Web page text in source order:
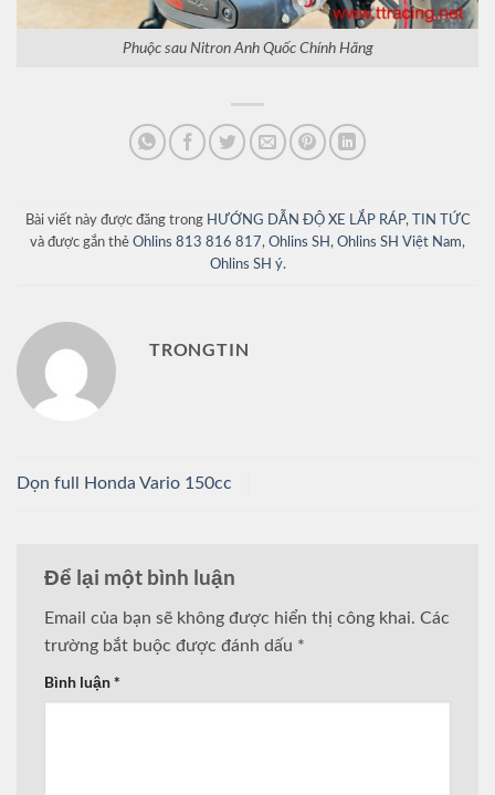
Phuộc sau Nitron Anh Quốc Chính Hãng
Bài viết này được đăng trong HƯỚNG DẪN ĐỘ XE LẮP RÁP,
TIN TỨC
và được gắn thẻ Ohlins 813 816 817, Ohlins SH , Ohlins SH Việt Nam,
Ohlins SH ý.
TRONGTIN
Dọn full Honda Vario 150cc
Để lại một bình luận
Email của bạn sẽ không được hiển thị công khai. Các
trường bắt buộc được đánh dấu *
Bình luận*